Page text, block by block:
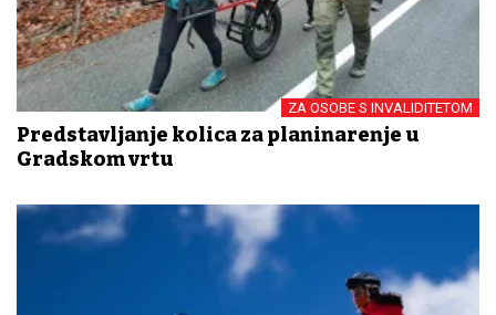
ZA OSOBE S INVALIDITETOM
Predstavljanje kolica za planinarenje u
Gradskom vrtu